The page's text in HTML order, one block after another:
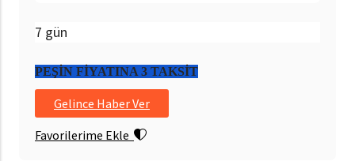
7 gün
PEŞİN FİYATINA 3 TAKSİT
Gelince Haber Ver
Favorilerime Ekle